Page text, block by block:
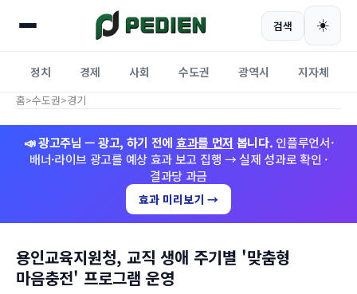
검색 ☀️
정치 경제 사회 수도권 광역시 지자체
홈>수도권>경기
📣 광고주님 — 광고, 하기 전에 효과를 먼저 봅니다. 인플루언서·
배너·라이브 광고를 예상 효과 보고 집행 → 실제 성과로 확인 ·
결과당 과금
효과 미리보기 →
용인교육지원청, 교직 생애 주기별 '맞춤형
마음충전' 프로그램 운영